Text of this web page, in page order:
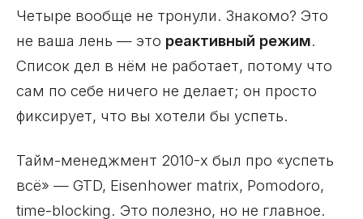
Четыре вообще не тронули. Знакомо? Это
не ваша лень — это реактивный режим.
Список дел в нём не работает, потому что
сам по себе ничего не делает; он просто
фиксирует, что вы хотели бы успеть.
Тайм-менеджмент 2010-х был про «успеть
всё» — GTD, Eisenhower matrix, Pomodoro,
time-blocking. Это полезно, но не главное.